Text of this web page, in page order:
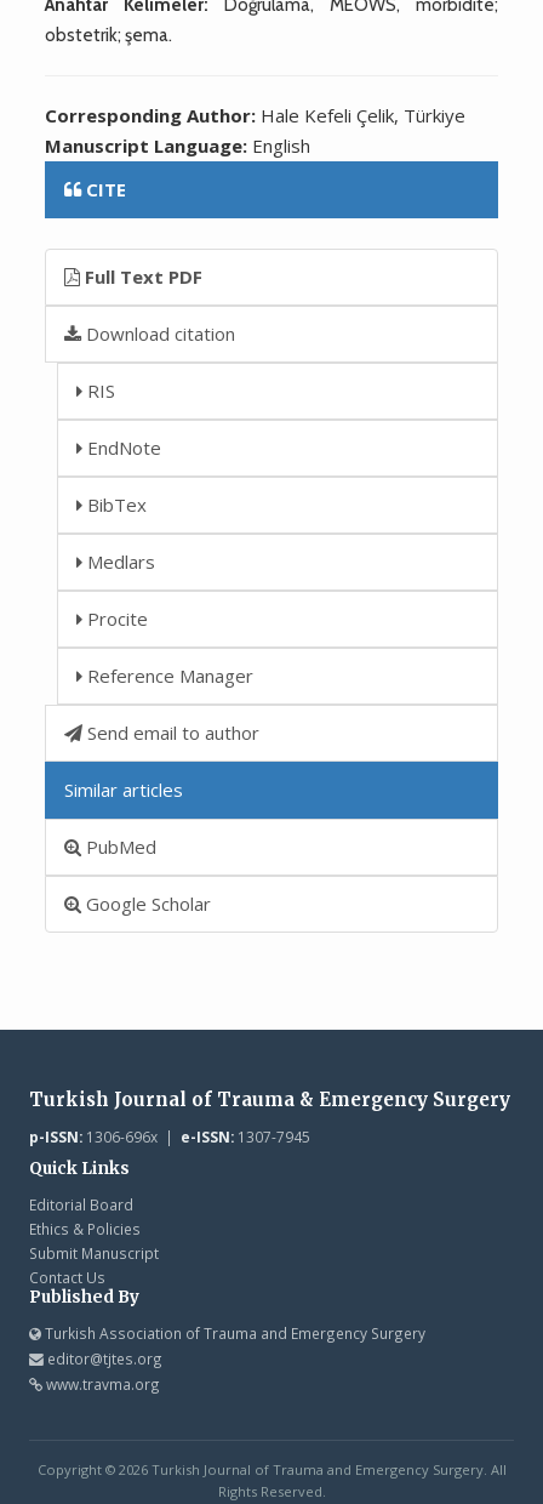
obstetrik; şema.
Corresponding Author: Hale Kefeli Çelik, Türkiye
Manuscript Language: English
CITE
Full Text PDF
Download citation
RIS
EndNote
BibTex
Medlars
Procite
Reference Manager
Send email to author
Similar articles
PubMed
Google Scholar
Turkish Journal of Trauma & Emergency Surgery
p-ISSN:1306-696x | e-ISSN:1307-7945
Quick Links
Editorial Board
Ethics & Policies
Submit Manuscript
Contact Us
Published By
Turkish Association of Trauma and Emergency Surgery
editor@tjtes.org
www.travma.org
Copyright © 2026 Turkish Journal of Trauma and Emergency Surgery. All
Rights Reserved.